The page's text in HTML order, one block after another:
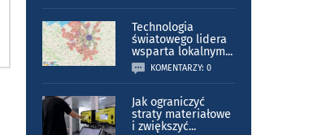
Technologia
światowego lidera
wsparta lokalnym...
KOMENTARZY: 0
Jak ograniczyć
straty materiałowe
i zwiększyć...